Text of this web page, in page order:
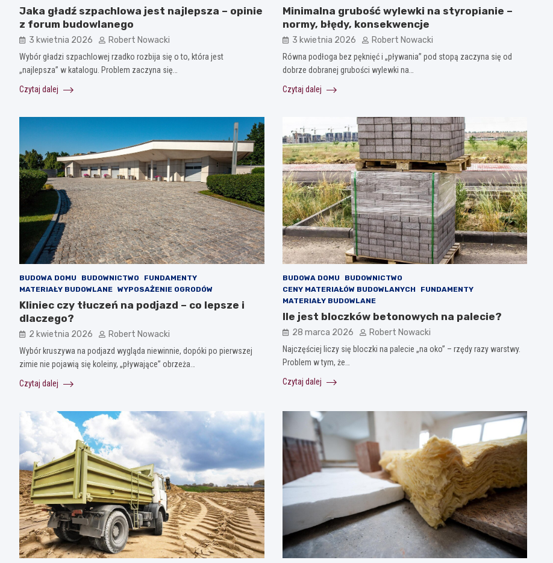
Jaka gładź szpachlowa jest najlepsza – opinie
z forum budowlanego
3 kwietnia 2026 Robert Nowacki
Wybór gładzi szpachlowej rzadko rozbija się o to, która jest
„najlepsza” w katalogu. Problem zaczyna się…
Czytaj dalej
Minimalna grubość wylewki na styropianie –
normy, błędy, konsekwencje
3 kwietnia 2026 Robert Nowacki
Równa podłoga bez pęknięć i „pływania” pod stopą zaczyna się od
dobrze dobranej grubości wylewki na…
Czytaj dalej
BUDOWA DOMU BUDOWNICTWO
FUNDAMENTY
MATERIAŁY BUDOWLANE WYPOSAŻENIE OGRODÓW
Kliniec czy tłuczeń na podjazd – co lepsze i
dlaczego?
2 kwietnia 2026 Robert Nowacki
Wybór kruszywa na podjazd wygląda niewinnie, dopóki po pierwszej
zimie nie pojawią się koleiny, „pływające” obrzeża…
Czytaj dalej
BUDOWA DOMU
BUDOWNICTWO
CENY MATERIAŁÓW BUDOWLANYCH
FUNDAMENTY
MATERIAŁY BUDOWLANE
Ile jest bloczków betonowych na palecie?
28 marca 2026 Robert Nowacki
Najczęściej liczy się bloczki na palecie „na oko” – rzędy razy warstwy.
Problem w tym, że…
Czytaj dalej